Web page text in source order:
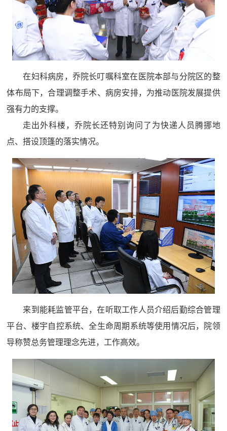
在妇科病房，乔院长叮嘱科室在医院本部与分院区的整
体布局下，合理调整手术、病房安排，为推动医院发展提供
强有力的支撑。
走出外科楼，乔院长还特别询问了为快递人员腾挪地
点、搭设顶篷的落实情况。
来到能耗监管平台，在听取工作人员介绍后勤综合管理
平台、楼宇自控系统、全生命周期系统等使用情况后，院领
导称赞总务管理理念先进，工作高效。